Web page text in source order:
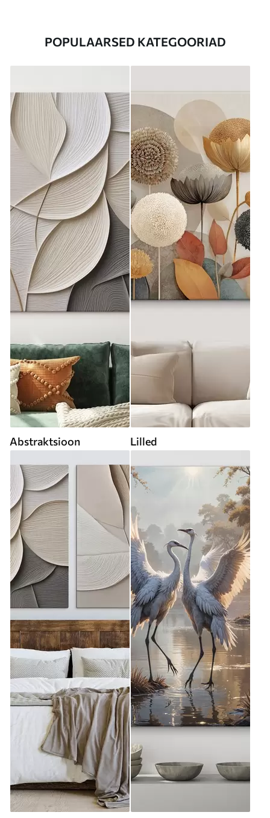
POPULAARSED KATEGOORIAD
Abstraktsioon Lilled